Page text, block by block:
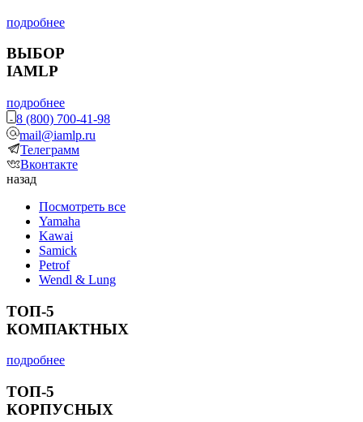
подробнее
ВЫБОР
IAMLP
подробнее
8 (800) 700-41-98
mail@iamlp.ru
Телеграмм
Вконтакте
назад
Посмотреть все
Yamaha
Kawai
Samick
Petrof
Wendl & Lung
ТОП-5
КОМПАКТНЫХ
подробнее
ТОП-5
КОРПУСНЫХ